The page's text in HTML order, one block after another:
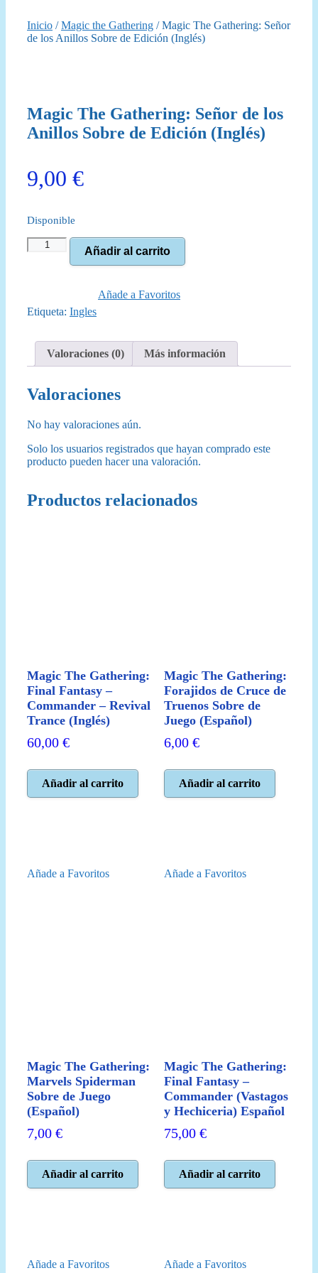
Inicio /Magic the Gathering / Magic The Gathering: Señor
de los Anillos Sobre de Edición (Inglés)
Magic The Gathering: Señor de los
Anillos Sobre de Edición (Inglés)
9,00 €
Disponible
Magic
The
Gathering:
los
Anillos
de
Edición
(Inglés)
Añadir al carrito
Añade a Favoritos
Etiqueta: Ingles
Valoraciones (0) Más información
Valoraciones
No hay valoraciones aún.
Solo los usuarios registrados que hayan comprado este
producto pueden hacer una valoración.
Productos relacionados
Magic The Gathering:
Final Fantasy –
Commander – Revival
Trance (Inglés)
60,00 €
Añadir al carrito
Añade a Favoritos
Magic The Gathering:
Forajidos de Cruce de
Truenos Sobre de
Juego (Español)
6,00€
Añadir al carrito
Añade a Favoritos
Magic The Gathering:
Marvels Spiderman
Sobre de Juego
(Español)
7,00 €
Añadir al carrito
Añade a Favoritos
Magic The Gathering:
Final Fantasy –
Commander (Vastagos
y Hechiceria) Español
75,00€
Añadir al carrito
Añade a Favoritos